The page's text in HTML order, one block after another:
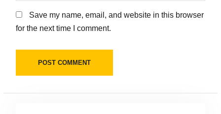
Save my name, email, and website in this browser
for the next time I comment.